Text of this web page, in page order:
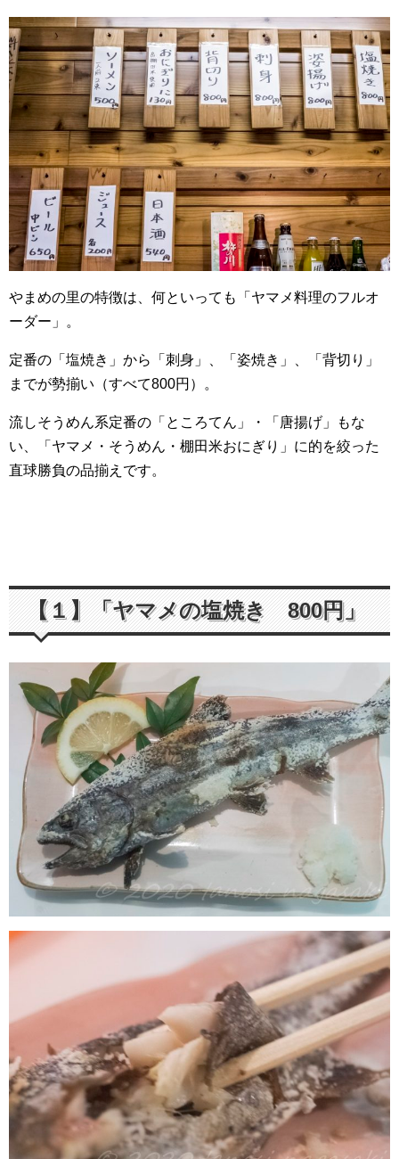
やまめの里の特徴は、何といっても「ヤマメ料理のフルオ
ーダー」。
定番の「塩焼き」から「刺身」、「姿焼き」、「背切り」
までが勢揃い（すべて800円）。
流しそうめん系定番の「ところてん」・「唐揚げ」もな
い、「ヤマメ・そうめん・棚田米おにぎり」に的を絞った
直球勝負の品揃えです。
【１】「ヤマメの塩焼き 800円」